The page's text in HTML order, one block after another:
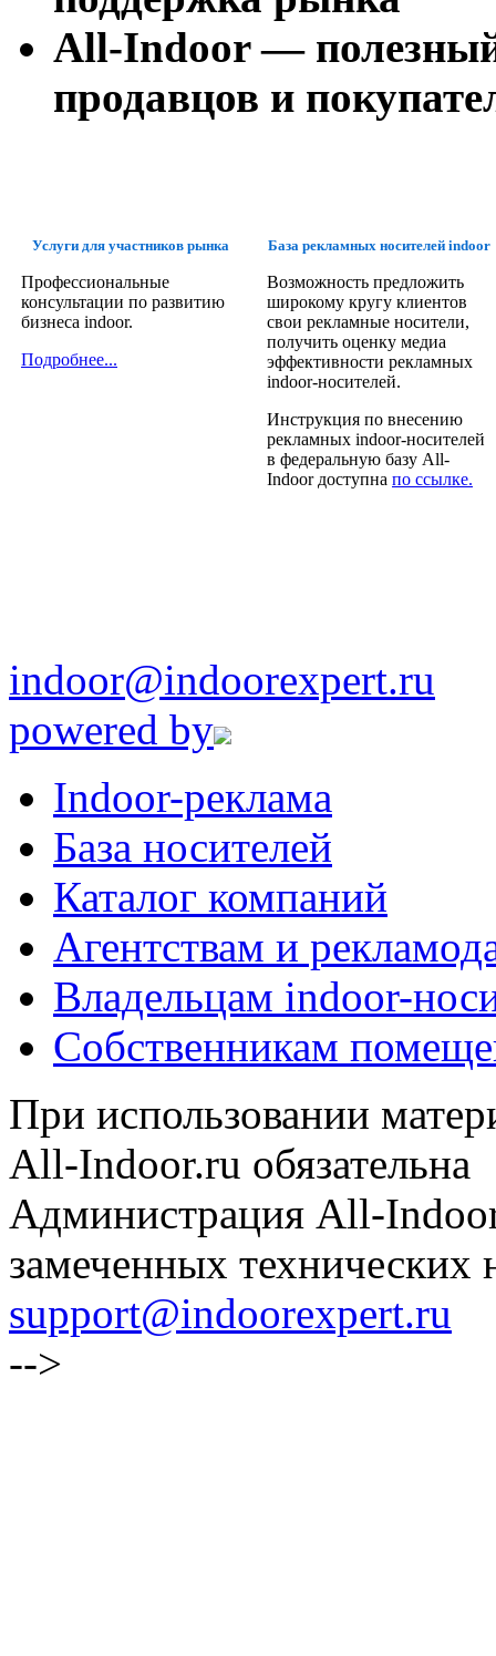
All-Indoor —
продавцов и
Услуги для участников рынка
Профессиональные
консультации по развитию
бизнеса indoor.
Подробнее...
База рекламных носителей indoor
Возможность предложить
широкому кругу клиентов
свои рекламные носители,
получить оценку медиа
эффективности рекламных
indoor-носителей.
Инструкция по внесению
рекламных indoor-носителей
в федеральную базу All-
Indoor доступна по ссылке.
indoor@indoorexpert.ru
powered by
Indoor-реклама
База носителей
Каталог компаний
Агентствам и
Владельцам indoor-
Собственникам
При использовании
All-Indoor.ru обязательна
Администрация All-
замеченных технических
support@indoorexpert.ru
-->